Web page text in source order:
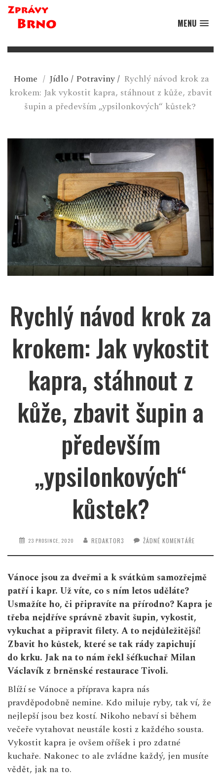
MENU
Home / Jídlo / Potraviny/ Rychlý návod krok za
krokem: Jak vykostit kapra, stáhnout z kůže, zbavit
šupin a především „ypsilonkových“ kůstek?
Rychlý návod krok za
krokem: Jak vykostit
kapra, stáhnout z
kůže, zbavit šupin a
především
„ypsilonkových“
kůstek?
23 PROSINCE, 2020 REDAKTOR3 ŽÁDNÉ KOMENTÁŘE
Vánoce jsou za dveřmi a k svátkům samozřejmě
patří i kapr. Už víte, co s ním letos uděláte?
Usmažíte ho, či připravíte na přírodno? Kapra je
třeba nejdříve správně zbavit šupin, vykostit,
vykuchat a připravit filety. A to nejdůležitější!
Zbavit ho kůstek, které se tak rády zapichují
do krku. Jak na to nám řekl šéfkuchař Milan
Václavík z brněnské restaurace Tivoli.
Blíží se Vánoce a příprava kapra nás
pravděpodobně nemine. Kdo miluje ryby, tak ví, že
nejlepší jsou bez kostí. Nikoho nebaví si během
večeře vytahovat neustále kosti z každého sousta.
Vykostit kapra je ovšem oříšek i pro zdatné
kuchaře. Nakonec to ale zvládne každý, jen musíte
vědět, jak na to.